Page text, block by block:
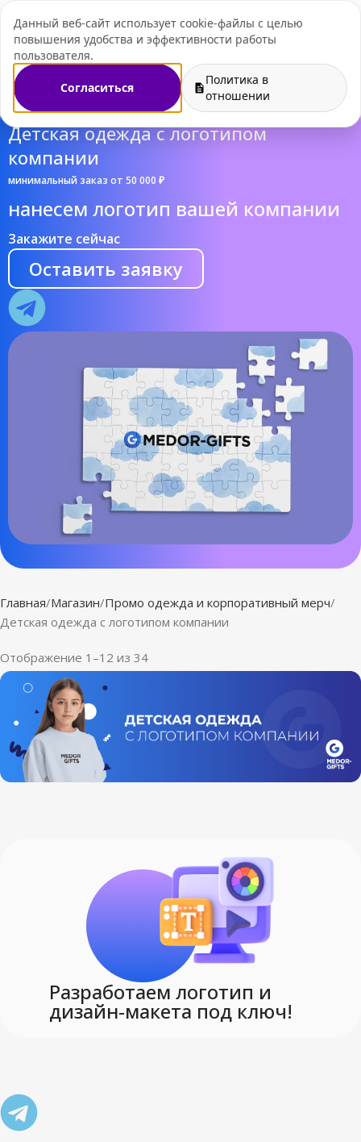
Данный веб-сайт использует cookie-файлы с целью
повышения удобства и эффективности работы
пользователя.
Согласиться
Политика в
отношении
+7 (495) 109-07-
Детская одежда с логотипом
компании
минимальный заказ от 50 000 ₽
нанесем логотип вашей компании
Закажите сейчас
Оставить заявку
Главная Магазин Промо одежда и корпоративный мерч
Детская одежда с логотипом компании
Отображение 1–12 из 34
Разработаем логотип и
дизайн-макета под ключ!